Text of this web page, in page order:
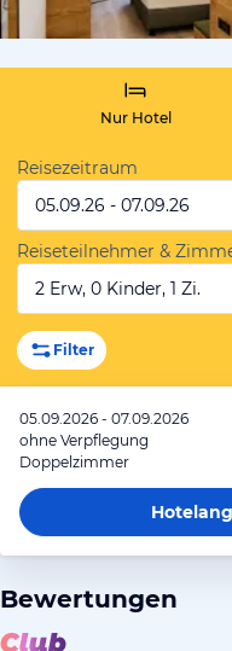
Nur Hotel
Reisezeitraum
05.09.26 - 07.09.26
Reiseteilnehmer &
2 Erw, 0 Kinder, 1 Zi.
Filter
05.09.2026 - 07.09.2026
ohne Verpflegung
Doppelzimmer
Bewertungen